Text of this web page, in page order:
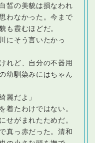
皙の美貌は損なわれ
わなかった。今まで
も霞むほどだ。
にそう言いたかっ
れど、自分の不器用
幼馴染みにはちゃん
麗だよ」
着たわけではない。
せがまれたためだ。
真っ赤だった。清和